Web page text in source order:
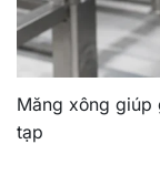
Măng xông giúp
tạp